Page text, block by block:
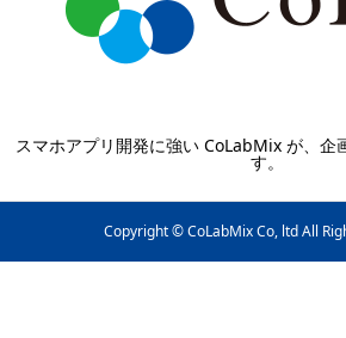
スマホアプリ開発に強い CoLabMix が、企
す。
Copyright © CoLabMix Co, ltd All